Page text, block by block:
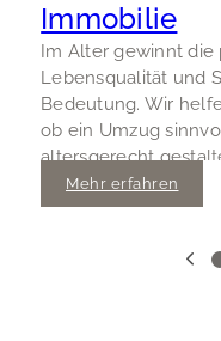
Immobilie
Im Alter gewinnt die
Lebensqualität und
Bedeutung. Wir
ob ein Umzug
altersgerecht
Mehr erfahren